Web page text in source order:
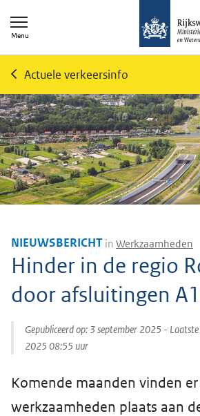
Menu
Actuele verkeersinfo
NIEUWSBERICHT in Werkzaamheden
Hinder in de regio
door afsluitingen
Gepubliceerd op: 3 september 2025 -
2025 08:55 uur
Komende maanden vinden
werkzaamheden plaats aan